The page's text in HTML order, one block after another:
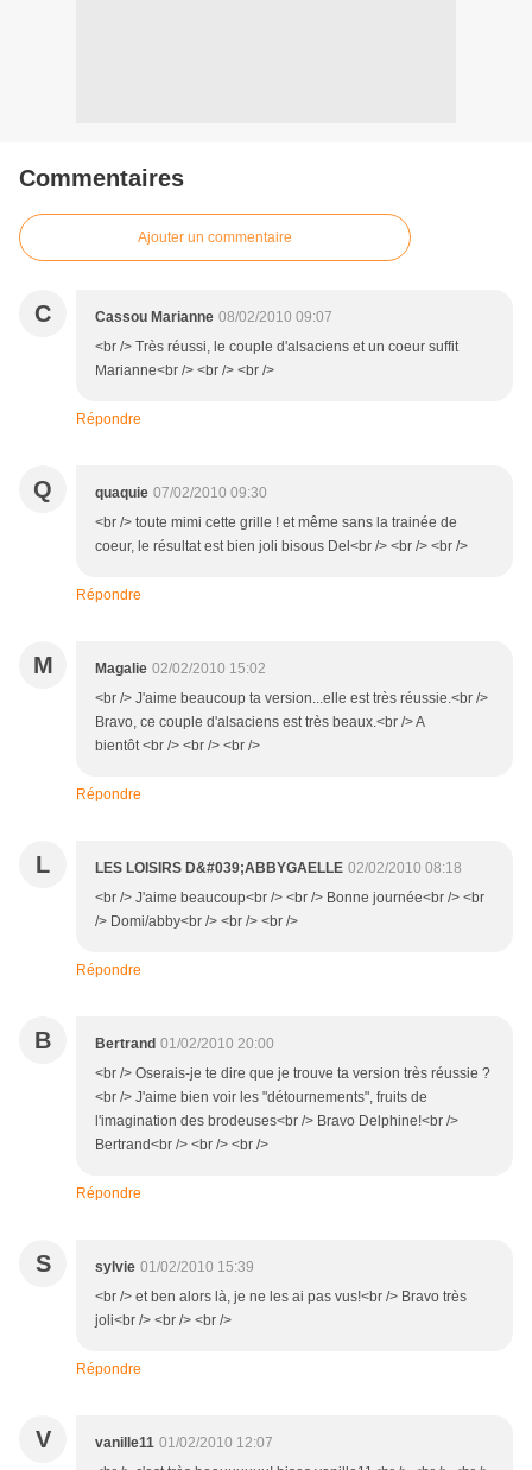
Commentaires
Ajouter un commentaire
C Cassou Marianne 08/02/2010 09:07
<br /> Très réussi, le couple d'alsaciens et un coeur suffit
Marianne<br /> <br /> <br />
Répondre
Q quaquie 07/02/2010 09:30
<br /> toute mimi cette grille ! et même sans la trainée de
coeur, le résultat est bien joli bisous Del<br /> <br /> <br />
Répondre
M Magalie 02/02/2010 15:02
<br /> J'aime beaucoup ta version...elle est très réussie.<br />
Bravo, ce couple d'alsaciens est très beaux.<br /> A
bientôt <br /> <br /> <br />
Répondre
L LES LOISIRS D&#039;ABBYGAELLE 02/02/2010 08:18
<br /> J'aime beaucoup<br /> <br /> Bonne journée<br /> <br
/> Domi/abby<br /> <br /> <br />
Répondre
B Bertrand 01/02/2010 20:00
<br /> Oserais-je te dire que je trouve ta version très réussie ?
<br /> J'aime bien voir les "détournements", fruits de
l'imagination des brodeuses<br /> Bravo Delphine!<br />
Bertrand<br /> <br /> <br />
Répondre
S sylvie 01/02/2010 15:39
<br /> et ben alors là, je ne les ai pas vus!<br /> Bravo très
joli<br /> <br /> <br />
Répondre
V vanille11 01/02/2010 12:07